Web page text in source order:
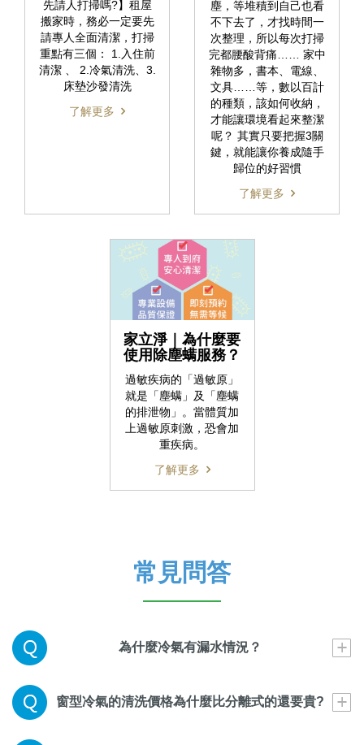
先請人打掃嗎?】租屋
搬家時，務必一定要先
請專人全面清潔，打掃
重點有三個： 1.入住前
清潔 、 2.冷氣清洗、3.
床墊沙發清洗
了解更多
塵，等堆積到自己也看
不下去了，才找時間一
次整理，所以每次打掃
完都腰酸背痛…… 家中
雜物多，書本、電線、
文具……等，數以百計
的種類，該如何收納，
才能讓環境看起來整潔
呢？ 其實只要把握3關
鍵，就能讓你養成隨手
歸位的好習慣
了解更多
家立淨｜為什麼要
使用除塵螨服務？
過敏疾病的「過敏原」
就是「塵螨」及「塵螨
的排泄物」。當體質加
上過敏原刺激，恐會加
重疾病。
了解更多
常見問答
為什麼冷氣有漏水情況？
窗型冷氣的清洗價格為什麼比分離式的還要貴?